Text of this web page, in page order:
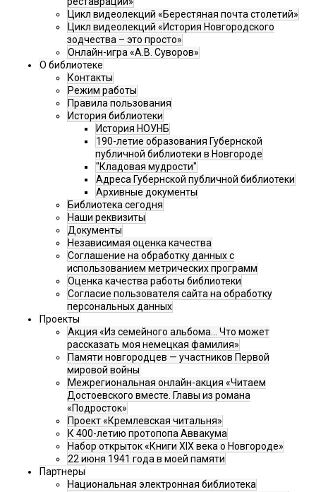
Цикл видеолекций «Берестяная почта столетий»
Цикл видеолекций «История Новгородского
зодчества – это просто»
Онлайн-игра «А.В. Суворов»
О библиотеке
Контакты
Режим работы
Правила пользования
История библиотеки
История НОУНБ
190-летие образования Губернской
публичной библиотеки в Новгороде
"Кладовая мудрости"
Адреса Губернской публичной библиотеки
Архивные документы
Библиотека сегодня
Наши реквизиты
Документы
Независимая оценка качества
Соглашение на обработку данных с
использованием метрических программ
Оценка качества работы библиотеки
Согласие пользователя сайта на обработку
персональных данных
Проекты
Акция «Из семейного альбома... Что может
рассказать моя немецкая фамилия»
Памяти новгородцев — участников Первой
мировой войны
Межрегиональная онлайн-акция «Читаем
Достоевского вместе. Главы из романа
«Подросток»
Проект «Кремлевская читальня»
К 400-летию протопопа Аввакума
Набор открыток «Книги XIX века о Новгороде»
22 июня 1941 года в моей памяти
Партнеры
Национальная электронная библиотека